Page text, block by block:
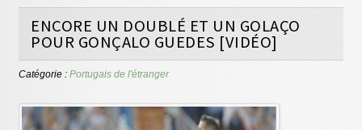
ENCORE UN DOUBLÉ ET UN GOLAÇO
POUR GONÇALO GUEDES [VIDÉO]
Catégorie :Portugais de l'étranger